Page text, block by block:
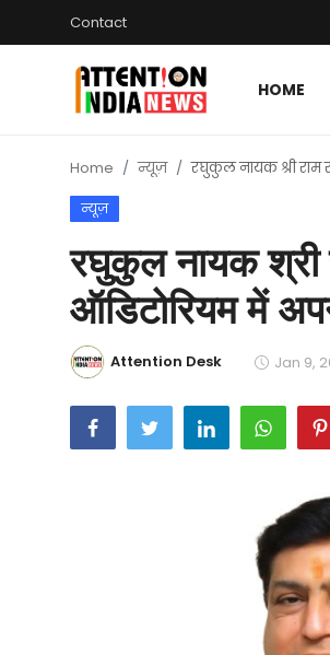
Contact
HOME
Login
देश-दुनिया
जन-विचार
Home न्यूज़ रघुकुल नायक श्री राम
न्यूज़
रघुकुल नायक श्री
ऑडिटोरियम में
Attention Desk Jan 9,